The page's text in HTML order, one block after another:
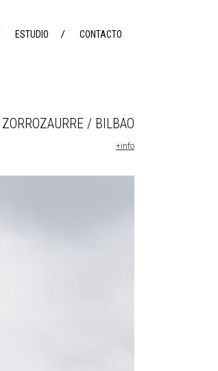
ESTUDIO CONTACTO
/ BILBAO
+info